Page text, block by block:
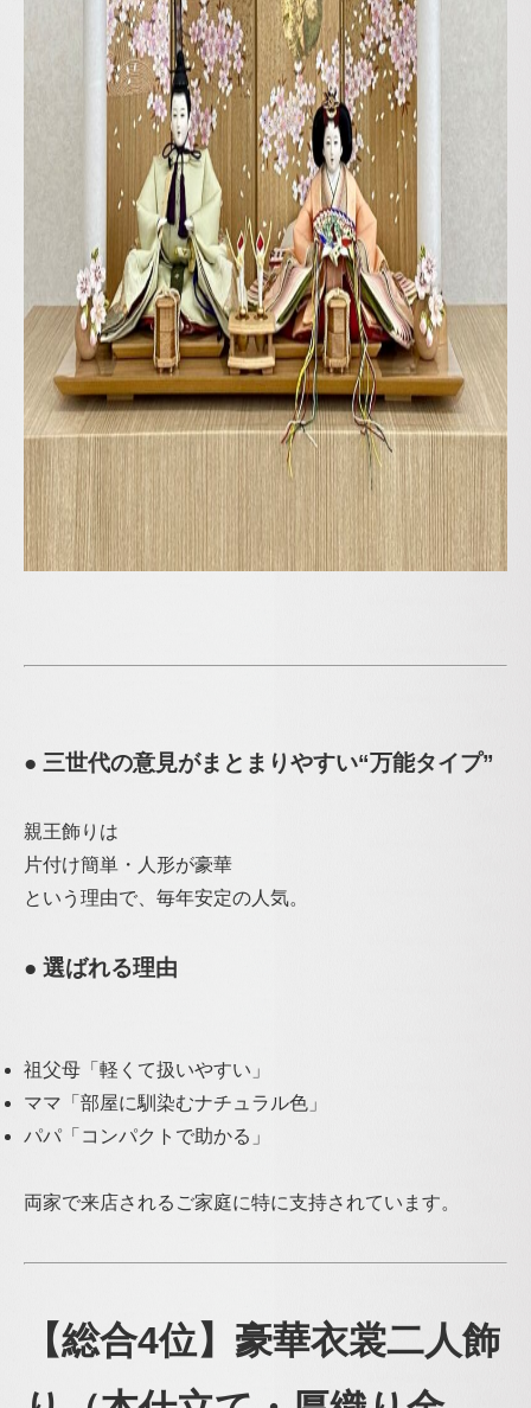
● 三世代の意見がまとまりやすい“万能タイプ”
親王飾りは
片付け簡単・人形が豪華
という理由で、毎年安定の人気。
● 選ばれる理由
祖父母「軽くて扱いやすい」
ママ「部屋に馴染むナチュラル色」
パパ「コンパクトで助かる」
両家で来店されるご家庭に特に支持されています。
【総合4位】豪華衣裳二人飾